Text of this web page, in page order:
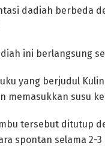
dadiah berbeda
ini berlangsung
yang berjudul
memasukkan susu
tersebut ditutup
spontan selama 2-